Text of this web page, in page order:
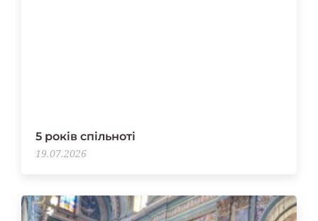
5 років спільноті
19.07.2026